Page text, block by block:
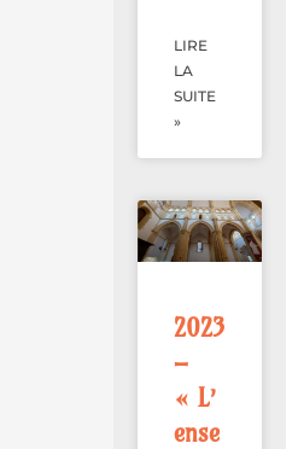
LIRE
LA
SUITE
»
2023
–
« L’
ense